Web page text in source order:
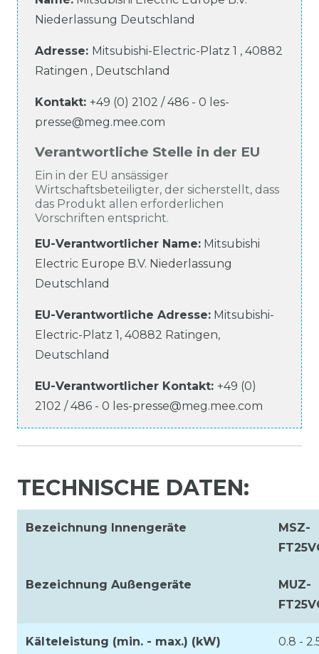
Niederlassung Deutschland
Adresse: Mitsubishi-Electric-Platz 1 , 40882
Ratingen , Deutschland
Kontakt: +49 (0) 2102 / 486 - 0 les-
presse@meg.mee.com
Verantwortliche Stelle in der EU
Ein in der EU ansässiger
Wirtschaftsbeteiligter, der sicherstellt, dass
das Produkt allen erforderlichen
Vorschriften entspricht.
EU-Verantwortlicher Name: Mitsubishi
Electric Europe B.V. Niederlassung
Deutschland
EU-Verantwortliche Adresse: Mitsubishi-
Electric-Platz 1 , 40882 Ratingen,
Deutschland
EU-Verantwortlicher Kontakt: +49 (0)
2102 / 486 - 0 les-presse@meg.mee.com
TECHNISCHE DATEN:
Bezeichnung Innengeräte
MSZ-
Bezeichnung Außengeräte
MUZ-
Kälteleistung (min. - max.) (kW)
0.8 -